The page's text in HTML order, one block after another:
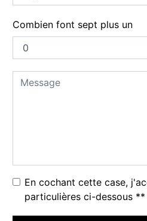
Combien font sept plus un
En cochant cette case,
particulières ci-dessous **